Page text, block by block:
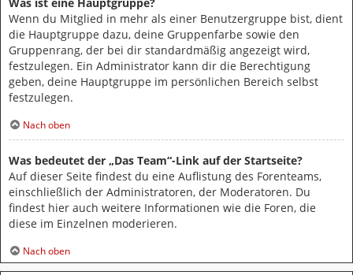
Wenn du Mitglied in mehr als einer Benutzergruppe bist, dient
die Hauptgruppe dazu, deine Gruppenfarbe sowie den
Gruppenrang, der bei dir standardmäßig angezeigt wird,
festzulegen. Ein Administrator kann dir die Berechtigung
geben, deine Hauptgruppe im persönlichen Bereich selbst
festzulegen.
Nach oben
Was bedeutet der „Das Team“-Link auf der Startseite?
Auf dieser Seite findest du eine Auflistung des Forenteams,
einschließlich der Administratoren, der Moderatoren. Du
findest hier auch weitere Informationen wie die Foren, die
diese im Einzelnen moderieren.
Nach oben